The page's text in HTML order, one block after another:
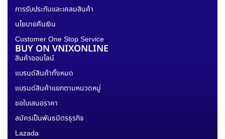
การรับประกันและเคลมสินค้า
นโยบายคืนเงิน
Customer One Stop Service
BUY ON VNIXONLINE
สินค้าออนไลน์
แบรนด์สินค้าทั้งหมด
แบรนด์สินค้าแยกตามหมวดหมู่
ขอใบเสนอราคา
สมัครเป็นพันธมิตรธุรกิจ
Lazada